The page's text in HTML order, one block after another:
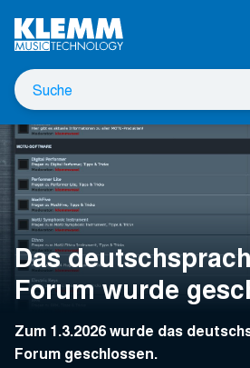
Hauptinhalt
Suche
nach
Das
Forum wurde
Zum 1.3.2026 wurde das
Forum geschlossen.